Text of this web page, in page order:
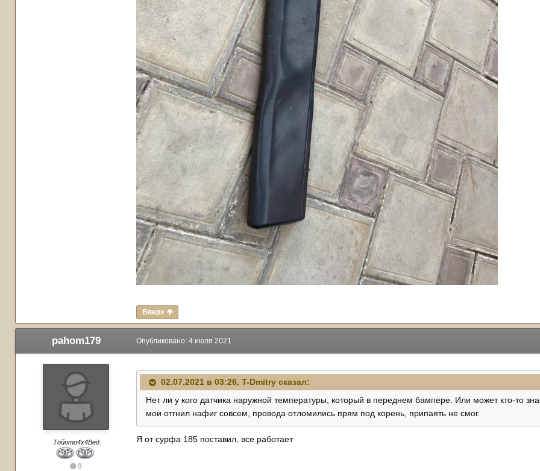
Вверх
pahom179
Тойото4х4Вед
0
Опубликовано: 4 июля 2021
02.07.2021 в 03:26, T-Dmitry сказал:
Нет ли у кого датчика наружной температуры, который в переднем бампере. Или может кто-то
мои отгнил нафиг совсем, провода отломились прям под корень, припаять не смог.
Я от сурфа 185 поставил, все работает